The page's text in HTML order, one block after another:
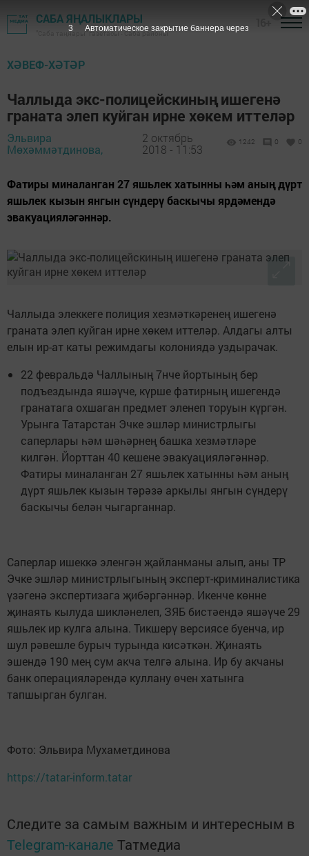
САБА ЯҢАЛЫКЛАРЫ
"Саба таңнары" газетасы - Саба районы
ХӘВЕФ-ХӘТӘР
Чаллыда экс-полицейскиның ишегенә
граната элеп куйган ирне хөкем иттеләр
Эльвира
Мөхәммәтдинова,
2 октябрь
2018 - 11:53
1242 0 0
Фатиры миналанган 27 яшьлек хатынны һәм аның дүрт
яшьлек кызын янгын сүндерү баскычы ярдәмендә
эвакуацияләгәннәр.
Чаллыда элеккеге полиция хезмәткәренең ишегенә
граната элеп куйган ирне хөкем иттеләр. Алдагы алты
елын ир-ат каты режимдагы колониядә уздырачак.
22 февральдә Чаллының 7нче йортының бер
подъездында яшәүче, күрше фатирның ишегендә
гранатага охшаган предмет эленеп торуын күргән.
Урынга Татарстан Эчке эшләр министрлыгы
саперлары һәм шәһәрнең башка хезмәтләре
килгән. Йорттан 40 кешене эвакуацияләгәннәр.
Фатиры миналанган 27 яшьлек хатынны һәм аның
дүрт яшьлек кызын тәрәзә аркылы янгын сүндерү
баскычы белән чыгарганнар.
Саперлар ишеккә эленгән җайланманы алып, аны ТР
Эчке эшләр министрлыгының эксперт-криминалистика
үзәгенә экспертизага җибәргәннәр. Икенче көнне
җинаять кылуда шикләнелеп, ЗЯБ бистәендә яшәүче 29
яшьлек ир кулга алына. Тикшерү версиясе буенча, ир
шул рәвешле бурыч турында кисәткән. Җинаять
эшендә 190 мең сум акча телгә алына. Ир бу акчаны
банк операцияләрендә куллану өчен хатынга
тапшырган булган.
Фото: Эльвира Мухаметдинова
https://tatar-inform.tatar
Следите за самым важным и интересным в
Telegram-канале Татмедиа
1 Автоматическое закрытие баннера через